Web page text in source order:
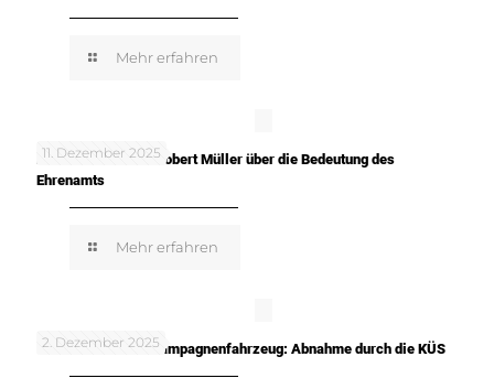
Mehr erfahren
11. Dezember 2025
In meinen Worten: Robert Müller über die Bedeutung des
Ehrenamts
Mehr erfahren
2. Dezember 2025
TUNE IT! SAFE! – Kampagnenfahrzeug: Abnahme durch die KÜS